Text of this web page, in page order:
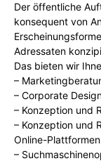
Der öffentliche
konsequent von
Adressaten
Das bieten wir
–
– Corporate
– Konzeption und
– Konzeption und
Online-Plattformen
–